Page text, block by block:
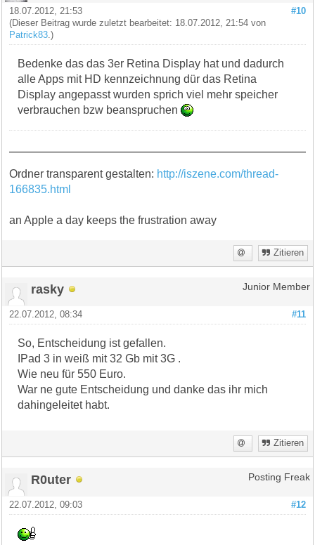
#10
18.07.2012, 21:53
(Dieser Beitrag wurde zuletzt bearbeitet: 18.07.2012, 21:54 von
Patrick83 .)
Bedenke das das 3er Retina Display hat und dadurch
alle Apps mit HD kennzeichnung dür das Retina
Display angepasst wurden sprich viel mehr speicher
verbrauchen bzw beanspruchen
Ordner transparent gestalten: http://iszene.com/thread-
166835.html
an Apple a day keeps the frustration away
Zitieren
rasky Junior Member
#11
22.07.2012, 08:34
So, Entscheidung ist gefallen.
IPad 3 in weiß mit 32 Gb mit 3G .
Wie neu für 550 Euro.
War ne gute Entscheidung und danke das ihr mich
dahingeleitet habt.
Zitieren
R0uter Posting Freak
#12
22.07.2012, 09:03